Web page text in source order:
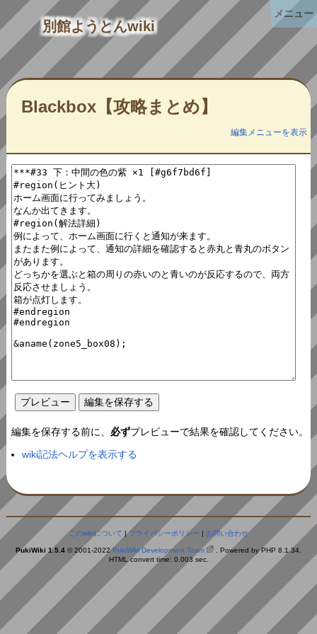
別館ようとんwiki
Blackbox【攻略まとめ】
編集メニューを表示
編集を保存する前に、 必ずプレビューで結果を確認してください。
wiki記法ヘルプを表示する
このwikiについて |プライバシーポリシー | お問い合わせ
PukiWiki 1.5.4 © 2001-2022PukiWiki Development Team
. Powered by PHP 8.1.34.
HTML convert time: 0.003 sec.
メニュー